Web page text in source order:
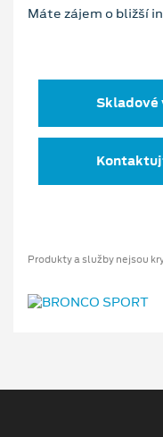
Máte zájem o bližší
Skladové
Produkty a služby nejsou